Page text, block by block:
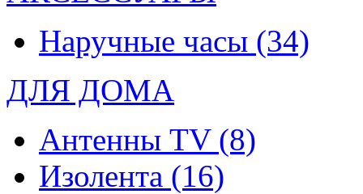
Наручные часы (34)
ДЛЯ ДОМА
Антенны TV (8)
Изолента (16)